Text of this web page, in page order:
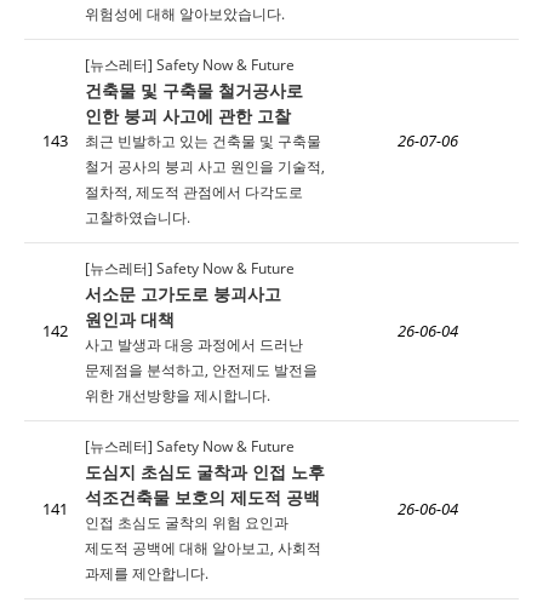
위험성에 대해 알아보았습니다.
143
[뉴스레터] Safety Now & Future
건축물 및 구축물 철거공사로
인한 붕괴 사고에 관한 고찰
최근 빈발하고 있는 건축물 및 구축물
철거 공사의 붕괴 사고 원인을 기술적,
절차적, 제도적 관점에서 다각도로
고찰하였습니다.
26-07-06
142
[뉴스레터] Safety Now & Future
서소문 고가도로 붕괴사고
원인과 대책
사고 발생과 대응 과정에서 드러난
문제점을 분석하고, 안전제도 발전을
위한 개선방향을 제시합니다.
26-06-04
141
[뉴스레터] Safety Now & Future
도심지 초심도 굴착과 인접 노후
석조건축물 보호의 제도적 공백
인접 초심도 굴착의 위험 요인과
제도적 공백에 대해 알아보고, 사회적
과제를 제안합니다.
26-06-04